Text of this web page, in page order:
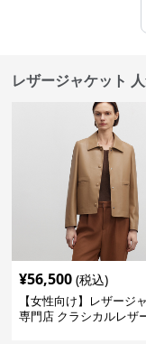
レザージャケット
¥56,500 (税込)
【女性向け】レザージ
専門店 クラシカルレザ